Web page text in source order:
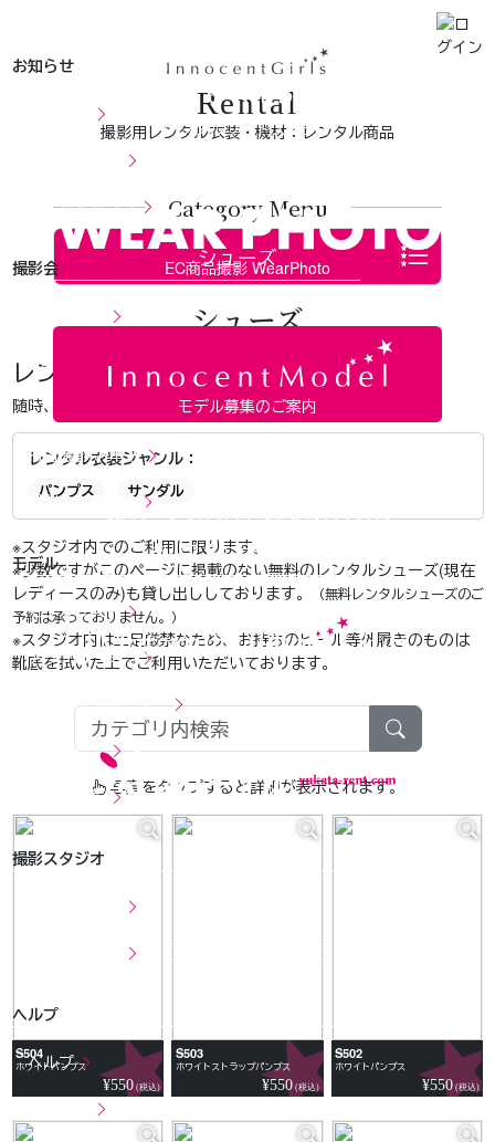
Rental
撮影用レンタル衣装・機材：レンタル商品
Category Menu
シューズ
レンタルシューズ カテゴリ
随時、有料レンタルシューズを追加掲載しております。
レンタル衣装ジャンル：
パンプス サンダル
※スタジオ内でのご利用に限ります。
※少数ですがこのページに掲載のない無料のレンタルシューズ(現在
レディースのみ)も貸し出ししております。
（無料レンタルシューズのご
予約は承っておりません。）
※スタジオ内は土足厳禁なため、お持ちのヒール等外履きのものは
靴底を拭いた上でご利用いただいております。
写真をタップすると詳細が表示されます。
S504
ホワイトパンプス
¥550(税込)
S503
ホワイトストラップパンプス
¥550 (税込)
S502
ホワイトパンプス
¥550(税込)
お知らせ
メールマガジン
撮影会
7/25(土)企画撮影会
ご予約
指名撮影 お申込
撮影会利用規約
モデル
モデルリスト
アップローダー
動画アップローダー
ギャラリー
モデル募集
撮影スタジオ
ヘルプ
ヘルプ
レンタルフォトスタジオ
EC商品撮影 WearPhoto
モデル募集のご案内
セルフ ウェディングフォト
セルフ マタニティフォト